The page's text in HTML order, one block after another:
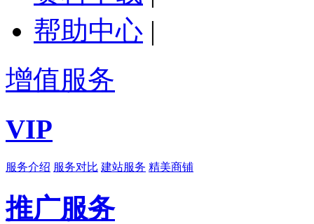
帮助中心 |
增值服务
VIP
服务介绍 服务对比 建站服务 精美商铺
推广服务